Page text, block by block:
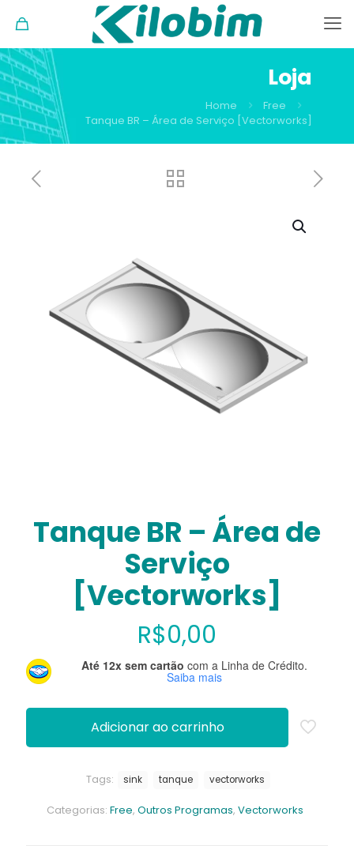
Loja
Home
Free
Tanque BR – Área de Serviço [Vectorworks]
Tanque BR – Área de
Serviço
[Vectorworks]
R$0,00
Até 12x sem cartão com a Linha de Crédito.
Saiba mais
Adicionar ao carrinho
Categorias: Free, Outros Programas, Vectorworks
Tags: sink tanque vectorworks